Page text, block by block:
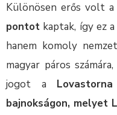
Különösen erős volt a
pontot kaptak, így ez
hanem komoly
magyar páros
jogot a
bajnokságon, melyet